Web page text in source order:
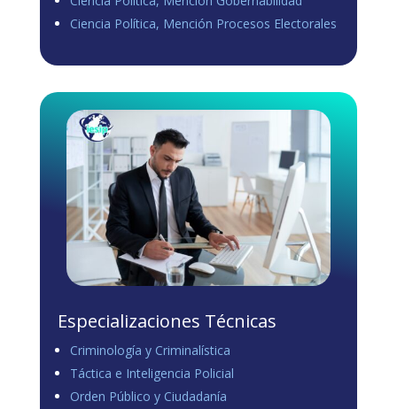
Ciencia Política, Mención Procesos Electorales
Especializaciones Técnicas
Criminología y Criminalística
Táctica e Inteligencia Policial
Orden Público y Ciudadanía